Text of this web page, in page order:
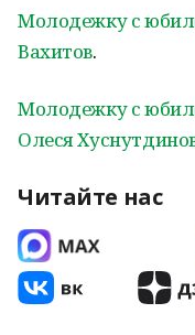
Молодежку с
Вахитов.
Молодежку с
Олеся
Читайте нас